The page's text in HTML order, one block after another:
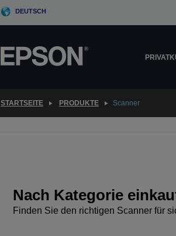
DEUTSCH
STARTSEITE PRODUKTE Scanner
Nach Kategorie
Finden Sie den richtigen Scanner für